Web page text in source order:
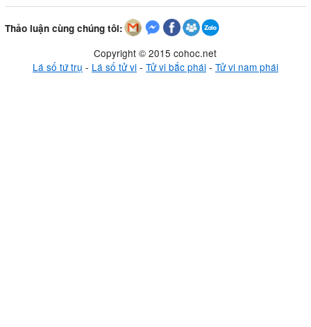
Thảo luận cùng chúng tôi:
Copyright © 2015 cohoc.net
Lá số tứ trụ - Lá số tử vi- Tử vi bắc phái- Tử vi nam phái